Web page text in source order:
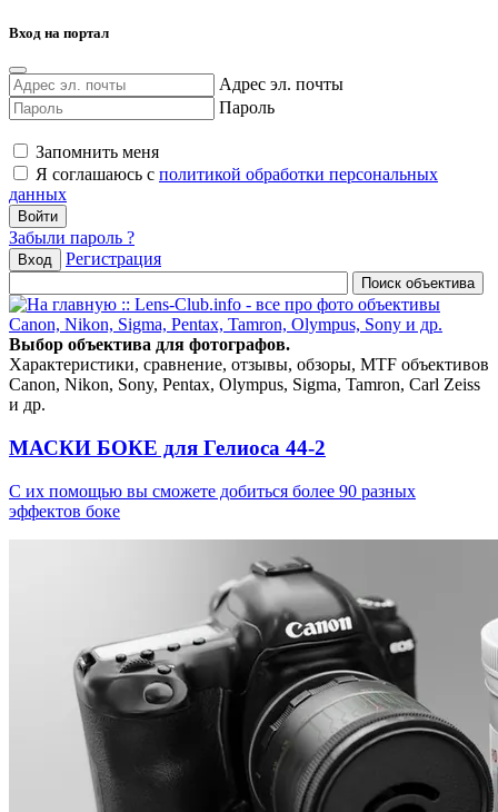
Вход на портал
Адрес эл. почты
Пароль
Запомнить меня
Я соглашаюсь с политикой обработки персональных
данных
Забыли пароль ?
Вход Регистрация
Выбор объектива для фотографов.
Характеристики, сравнение, отзывы, обзоры, MTF объективов
Canon, Nikon, Sony, Pentax, Olympus, Sigma, Tamron, Carl Zeiss
и др.
МАСКИ БОКЕ для Гелиоса 44-2
С их помощью вы сможете добиться более 90 разных
эффектов боке